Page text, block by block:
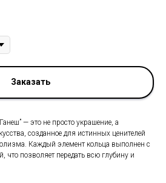
Заказать
— это не просто украшение, а
созданное для истинных ценителей
Каждый элемент кольца выполнен с
что позволяет передать всю глубину и